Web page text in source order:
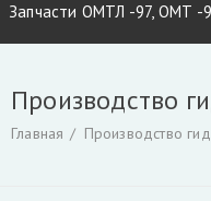
Запчасти ОМТЛ -97, ОМТ
Запчасти Майман 90, 100,
Гидроцилиндры
Производство
Главная Производство